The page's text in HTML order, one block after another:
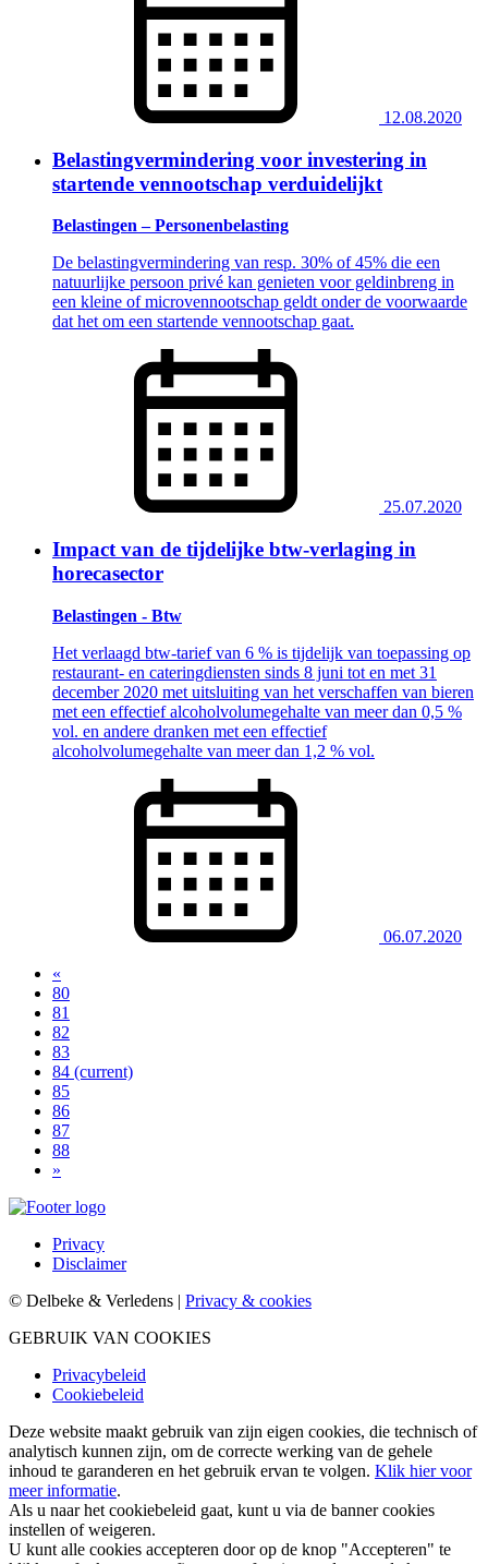
12.08.2020
Belastingvermindering voor investering in
startende vennootschap verduidelijkt
Belastingen – Personenbelasting
De belastingvermindering van resp. 30% of 45% die een
natuurlijke persoon privé kan genieten voor geldinbreng in
een kleine of microvennootschap geldt onder de voorwaarde
dat het om een startende vennootschap gaat.
25.07.2020
Impact van de tijdelijke btw-verlaging in
horecasector
Belastingen - Btw
Het verlaagd btw-tarief van 6 % is tijdelijk van toepassing op
restaurant- en cateringdiensten sinds 8 juni tot en met 31
december 2020 met uitsluiting van het verschaffen van bieren
met een effectief alcoholvolumegehalte van meer dan 0,5 %
vol. en andere dranken met een effectief
alcoholvolumegehalte van meer dan 1,2 % vol.
06.07.2020
«
80
81
82
83
84 (current)
85
86
87
88
»
Privacy
Disclaimer
© Delbeke & Verledens | Privacy & cookies
GEBRUIK VAN COOKIES
Privacybeleid
Cookiebeleid
Deze website maakt gebruik van zijn eigen cookies, die technisch of
analytisch kunnen zijn, om de correcte werking van de gehele
inhoud te garanderen en het gebruik ervan te volgen. Klik hier voor
meer informatie.
Als u naar het cookiebeleid gaat, kunt u via de banner cookies
instellen of weigeren.
U kunt alle cookies accepteren door op de knop "Accepteren" te